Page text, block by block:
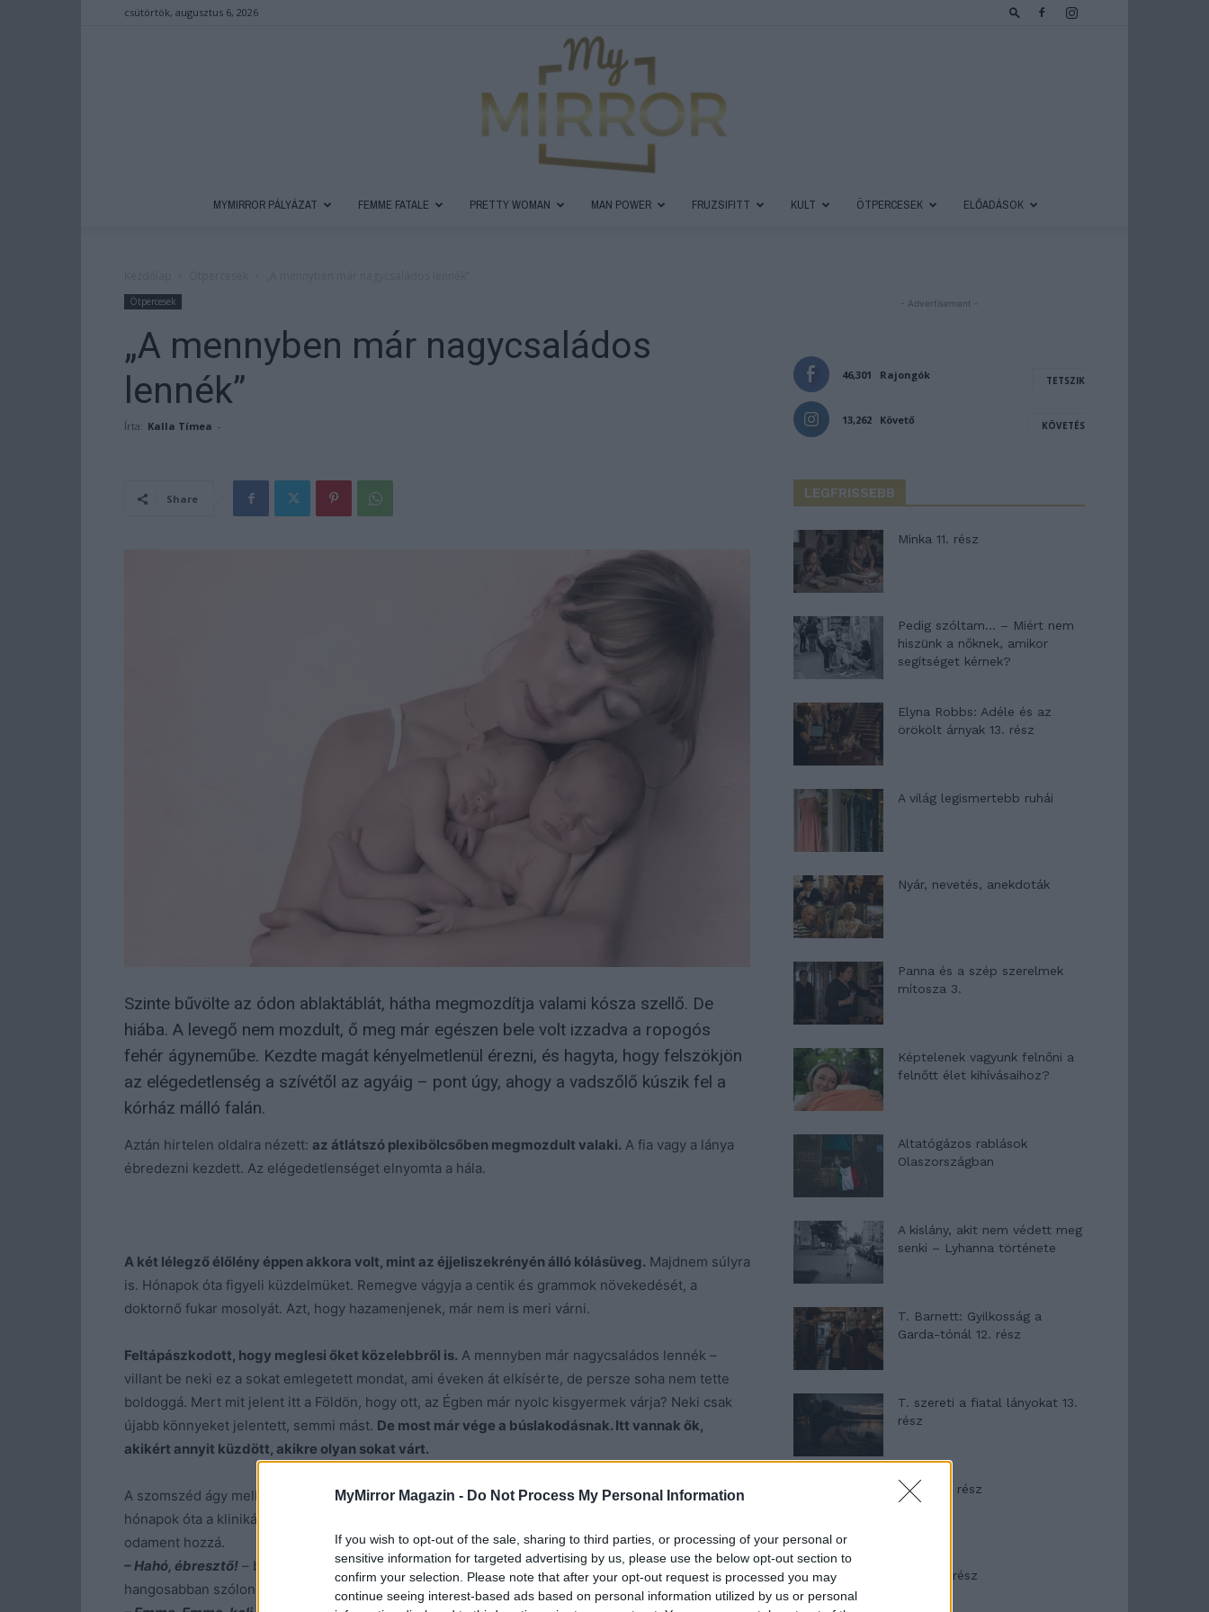
MyMirror Magazin - Do Not Process My Personal Information
If you wish to opt-out of the sale, sharing to third parties, or processing of your personal or
sensitive information for targeted advertising by us, please use the below opt-out section to
confirm your selection. Please note that after your opt-out request is processed you may
continue seeing interest-based ads based on personal information utilized by us or personal
csütörtök, augusztus 6, 2026
Magazin
MYMIRROR PÁLYÁZAT FEMME FATALE PRETTY WOMAN MAN POWER FRUZSIFITT KULT ÖTPERCESEK ELŐADÁSOK
Ötpercesek
„A mennyben már nagycsaládos
lennék”
Írta: Kalla Tímea -
Share
Szinte bűvölte az ódon ablaktáblát, hátha megmozdítja valami kósza szellő. De
hiába. A levegő nem mozdult, ő meg már egészen bele volt izzadva a ropogós
fehér ágyneműbe. Kezdte magát kényelmetlenül érezni, és hagyta, hogy felszökjön
az elégedetlenség a szívétől az agyáig – pont úgy, ahogy a vadszőlő kúszik fel a
kórház málló falán.
Aztán hirtelen oldalra nézett: az átlátszó plexibölcsőben megmozdult valaki. A fia vagy a lánya
ébredezni kezdett. Az elégedetlenséget elnyomta a hála.
A két lélegző élőlény éppen akkora volt, mint az éjjeliszekrényén álló kólásüveg. Majdnem súlyra
is. Hónapok óta figyeli küzdelmüket. Remegve vágyja a centik és grammok növekedését, a
doktornő fukar mosolyát. Azt, hogy hazamenjenek, már nem is meri várni.
Feltápászkodott, hogy meglesi őket közelebbről is. A mennyben már nagycsaládos lennék –
villant be neki ez a sokat emlegetett mondat, ami éveken át elkísérte, de persze soha nem tette
boldoggá. Mert mit jelent itt a Földön, hogy ott, az Égben már nyolc kisgyermek várja? Neki csak
újabb könnyeket jelentett, semmi mást. De most már vége a búslakodásnak. Itt vannak ők,
akikért annyit küzdött, akikre olyan sokat várt.
A szomszéd ágy mellett megszólalt egy halk pittyegés. Ébresztő. Mennie kell etetni. Szobatársa, a
hónapok óta a klinikát otthonának nevező nő mozdulatlan maradt. Kikászálódott az ágyból, és
odament hozzá.
– Hahó, ébresztő! – bökte meg gyengéden. Semmi reakció. Rázni kezdte, majd egyre
hangosabban szólongatta. “
- Advertisement -
46,301 Rajongók TETSZIK
13,262 Követő KÖVETÉS
LEGFRISSEBB
Minka 11. rész
Pedig szóltam… – Miért nem
hiszünk a nőknek, amikor
segítséget kérnek?
Elyna Robbs: Adéle és az
örökölt árnyak 13. rész
A világ legismertebb ruhái
Nyár, nevetés, anekdoták
Panna és a szép szerelmek
mítosza 3.
Képtelenek vagyunk felnőni a
felnőtt élet kihívásaihoz?
Altatógázos rablások
Olaszországban
A kislány, akit nem védett meg
senki – Lyhanna története
T. Barnett: Gyilkosság a
Garda-tónál 12. rész
T. szereti a fiatal lányokat 13.
rész
Minka 10. rész
Minka 9. rész